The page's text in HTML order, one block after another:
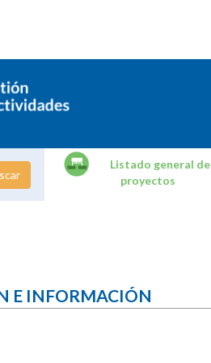
Listado general de
proyectos
E INFORMACIÓN